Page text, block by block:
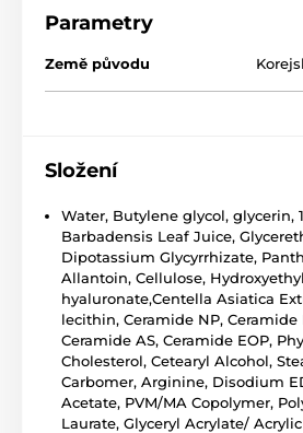
Parametry
Země původu
Složení
Water, Butylene glycol, glycerin,
Barbadensis Leaf Juice,
Dipotassium Glycyrrhizate,
Allantoin, Cellulose,
hyaluronate,Centella Asiatica
lecithin, Ceramide NP, Ceramide
Ceramide AS, Ceramide EOP,
Cholesterol, Cetearyl Alcohol,
Carbomer, Arginine, Disodium
Acetate, PVM/MA Copolymer,
Laurate, Glyceryl Acrylate/